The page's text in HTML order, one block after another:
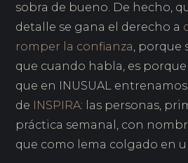
sobra de bueno. De hecho,
detalle se gana el derecho a
romper la confianza, porque
que cuando habla, es
que en INUSUAL
de
INSPIRA: las personas,
práctica semanal, con
que como lema colgado en